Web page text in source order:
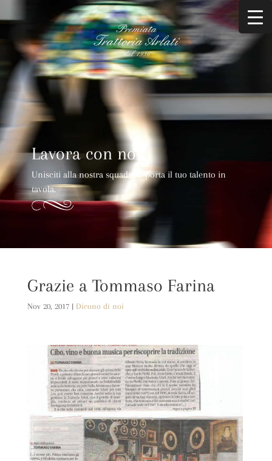
Lavora con noi
Unisciti alla nostra squadra e porta il tuo talento in
tavola.
Grazie a Tommaso Farina
Nov 20, 2017| Dicono di noi